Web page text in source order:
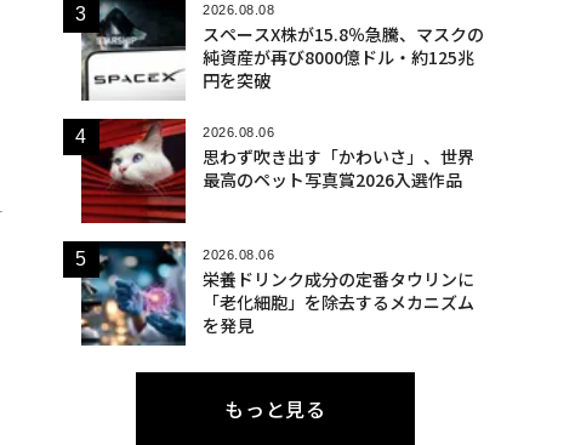
2026.08.08
スペースX株が15.8％急騰、マスクの
純資産が再び8000億ドル・約125兆
円を突破
2026.08.06
思わず吹き出す「かわいさ」、世界
最高のペット写真賞2026入選作品
2026.08.06
栄養ドリンク成分の定番タウリンに
「老化細胞」を除去するメカニズム
を発見
もっと見る